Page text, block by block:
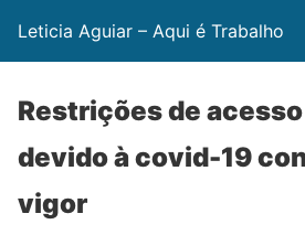
Leticia Aguiar – Aqui é Trabalho
Restrições de
devido à covid-19
vigor